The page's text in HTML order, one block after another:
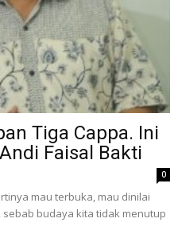
Tiga Cappa. Ini
Faisal Bakti
0
mau terbuka, mau dinilai
budaya kita tidak menutup